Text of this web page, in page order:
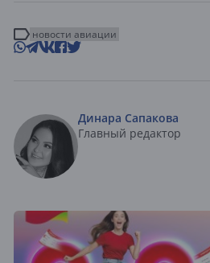
новости авиации
Динара Сапакова
Главный редактор